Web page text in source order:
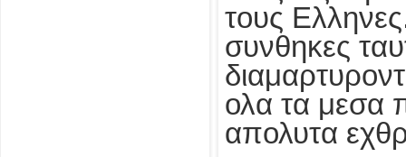
τους
συνθηκες
ολα τα μεσα
απολυτα